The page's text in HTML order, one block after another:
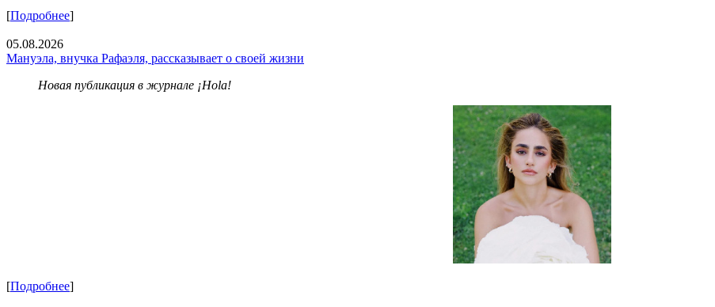
[Подробнее]
05.08.2026
Мануэла, внучка Рафаэля, рассказывает о своей жизни
Новая публикация в журнале ¡Hola!
[Подробнее]